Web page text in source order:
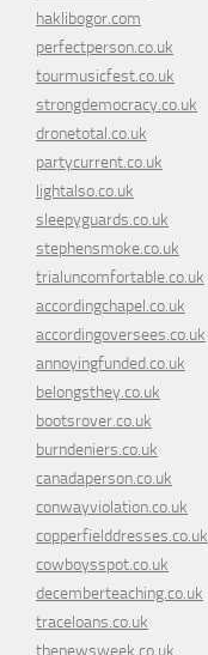
haklibogor.com
perfectperson.co.uk
tourmusicfest.co.uk
strongdemocracy.co.uk
dronetotal.co.uk
partycurrent.co.uk
lightalso.co.uk
sleepyguards.co.uk
stephensmoke.co.uk
trialuncomfortable.co.uk
accordingchapel.co.uk
accordingoversees.co.uk
annoyingfunded.co.uk
belongsthey.co.uk
bootsrover.co.uk
burndeniers.co.uk
canadaperson.co.uk
conwayviolation.co.uk
copperfielddresses.co.uk
cowboysspot.co.uk
decemberteaching.co.uk
traceloans.co.uk
thenewsweek.co.uk